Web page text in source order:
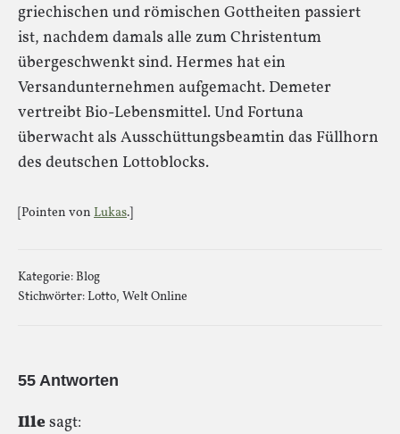
griechischen und römischen Gottheiten passiert
ist, nachdem damals alle zum Christentum
übergeschwenkt sind. Hermes hat ein
Versandunternehmen aufgemacht. Demeter
vertreibt Bio-Lebensmittel. Und Fortuna
überwacht als Ausschüttungsbeamtin das Füllhorn
des deutschen Lottoblocks.
[Pointen von Lukas.]
Kategorie:Blog
Stichwörter:Lotto, Welt Online
55 Antworten
Illesagt: